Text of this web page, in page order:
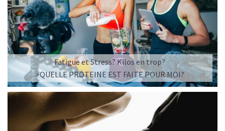
Imaginez un caramel fondant qui se mêle à un café
frappé crémeux, sans sucre raffiné et boosté en
protéines végétales.
C’est la boisson plaisir par excellence — celle qui
réconcilie dessert glacé et nutrition.
Résultat : un corps rassasié, une énergie durable, et zéro
fringale. Pour les gourmands qui veulent se faire plaisir
sans sacrifier leurs objectifs.
Découvrir le Café frappé au Caramel Protéiné
Fatigue et Stress? Kilos en trop?
>QUELLE PROTEINE EST FAITE POUR MOI?